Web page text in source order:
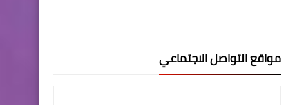
مواقع التواصل الاجتماعي